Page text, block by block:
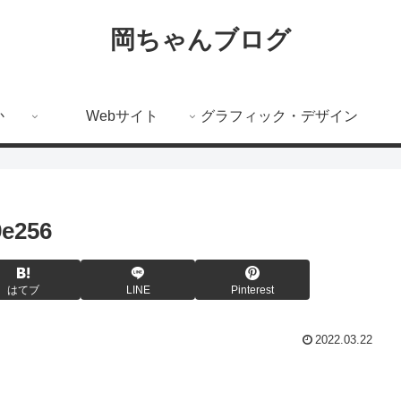
岡ちゃんブログ
Webサイト グラフィック・デザイン
はてブ LINE Pinterest
2022.03.22